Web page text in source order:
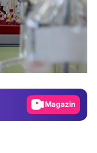
Video
Gündem
Video